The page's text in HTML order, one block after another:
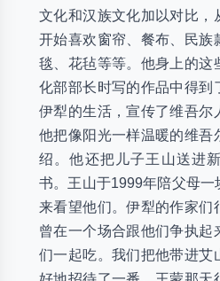
文化和汉族文化加以对比，
开始喜欢窗帘、餐布、民族
毯、花毡等等。他身上的这
化部部长时写的作品中得到
伊犁的生活，宣传了维吾尔
他把像阳光一样温暖的维吾
绍。他还把儿子王山送进
书。王山于1999年陪父母一
来看望他们。伊犁的作家们
曾在一个场合跟他们争执起
们一起吃。我们把他带进艾